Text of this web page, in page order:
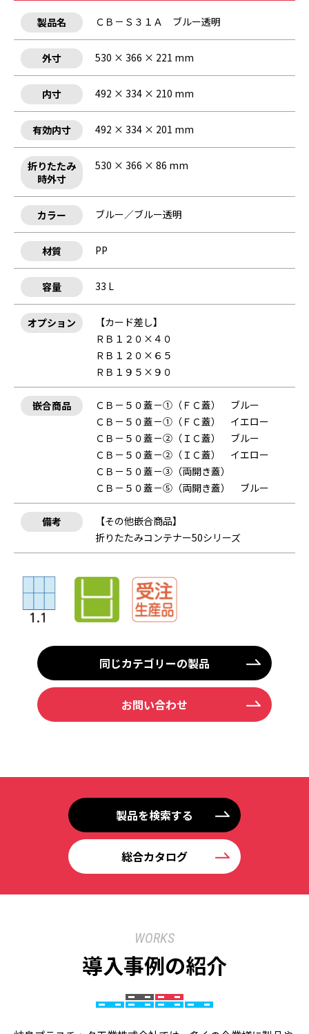
製品名 ＣＢ－Ｓ３１Ａ ブルー透明
外寸 530 × 366 × 221 mm
内寸 492 × 334 × 210 mm
有効内寸 492 × 334 × 201 mm
折りたたみ
時外寸
530 × 366 × 86 mm
カラー ブルー／ブルー透明
材質 PP
容量 33 L
オプション
【カード差し】
ＲＢ１２０×４０
ＲＢ１２０×６５
ＲＢ１９５×９０
嵌合商品
ＣＢ－５０蓋－①（ＦＣ蓋） ブルー
ＣＢ－５０蓋－①（ＦＣ蓋） イエロー
ＣＢ－５０蓋－②（ＩＣ蓋） ブルー
ＣＢ－５０蓋－②（ＩＣ蓋） イエロー
ＣＢ－５０蓋－③（両開き蓋）
ＣＢ－５０蓋－⑤（両開き蓋） ブルー
備考
【その他嵌合商品】
折りたたみコンテナー50シリーズ
同じカテゴリーの製品
お問い合わせ
製品を検索する
総合カタログ
WORKS
導入事例の紹介